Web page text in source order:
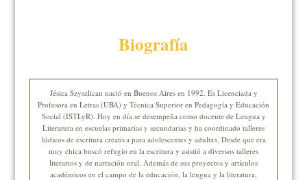
Biografía
Jésica Szyszlican nació en Buenos Aires en 1992. Es Licenciada y
Profesora en Letras (UBA) y Técnica Superior en Pedagogía y Educación
Social (ISTLyR). Hoy en día se desempeña como docente de Lengua y
Literatura en escuelas primarias y secundarias y ha coordinado talleres
lúdicos de escritura creativa para adolescentes y adultxs. Desde que era
muy chica buscó refugio en la escritura y asistió a diversos talleres
literarios y de narración oral. Además de sus proyectos y artículos
académicos en el campo de la educación, la lengua y la literatura,